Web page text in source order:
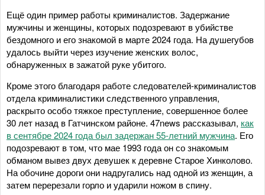
Ещё один пример работы криминалистов. Задержание
мужчины и женщины, которых подозревают в убийстве
бездомного и его знакомой в марте 2024 года. На душегубов
удалось выйти через изучение женских волос,
обнаруженных в зажатой руке убитого.
Кроме этого благодаря работе следователей-криминалистов
отдела криминалистики следственного управления,
раскрыто особо тяжкое преступление, совершенное более
30 лет назад в Гатчинском районе. 47news рассказывал, как
в сентябре 2024 года был задержан 55-летний мужчина. Его
подозревают в том, что мае 1993 года он со знакомым
обманом вывез двух девушек к деревне Старое Хинколово.
На обочине дороги они надругались над одной из женщин, а
затем перерезали горло и ударили ножом в спину.